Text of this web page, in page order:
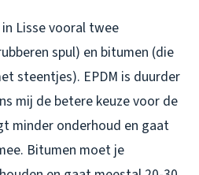
Lisse vooral twee
spul) en bitumen (die
steentjes). EPDM is duurder
mij de betere keuze voor de
minder onderhoud en gaat
Bitumen moet je